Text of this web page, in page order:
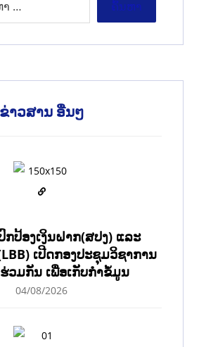
ຂ່າວສານ ອື່ນໆ
ກປ້ອງເງິນຝາກ(ສປງ) ແລະ
ເປີດກອງປະຊຸມວິຊາການ
ວມກັນ ເພື່ອເກັບກຳຂໍ້ມູນ
04/08/2026